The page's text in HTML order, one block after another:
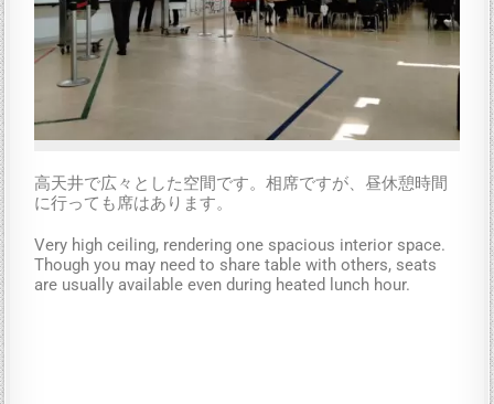
高天井で広々とした空間です。相席ですが、昼休憩時間
に行っても席はあります。
Very high ceiling, rendering one spacious interior space.
Though you may need to share table with others, seats
are usually available even during heated lunch hour.